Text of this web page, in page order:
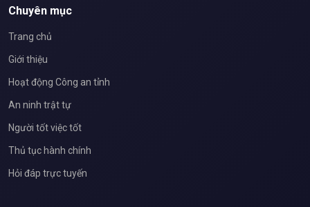
Chuyên mục
Trang chủ
Giới thiệu
Hoạt động Công an tỉnh
An ninh trật tự
Người tốt việc tốt
Thủ tục hành chính
Hỏi đáp trực tuyến